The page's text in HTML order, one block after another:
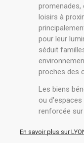
promenades,
loisirs à
pour leur
séduit
proches des
Les biens
ou
renforcée
En savoir plus sur